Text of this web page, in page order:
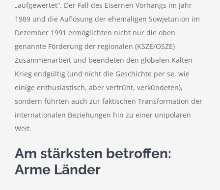
„aufgewertet“. Der Fall des Eisernen Vorhangs im Jahr
1989 und die Auflösung der ehemaligen Sowjetunion im
Dezember 1991 ermöglichten nicht nur die oben
genannte Förderung der regionalen (KSZE/OSZE)
Zusammenarbeit und beendeten den globalen Kalten
Krieg endgültig (und nicht die Geschichte per se, wie
einige enthusiastisch, aber verfrüht, verkündeten),
sondern führten auch zur faktischen Transformation der
internationalen Beziehungen hin zu einer unipolaren
Welt.
Am stärksten betroffen:
Arme Länder